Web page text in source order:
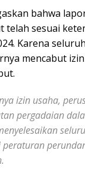
bahwa
telah sesuai
Karena
mencabut
izin usaha,
pergadaian
peraturan